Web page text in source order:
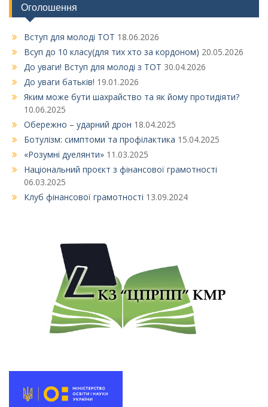
Оголошення
Вступ для молоді ТОТ 18.06.2026
Всуп до 10 класу(для тих хто за кордоном) 20.05.2026
До уваги! Вступ для молоді з ТОТ 30.04.2026
До уваги батьків! 19.01.2026
Яким може бути шахрайство та як йому протидіяти?
10.06.2025
Обережно – ударний дрон 18.04.2025
Ботулізм: симптоми та профілактика 15.04.2025
«Розумні дуелянти» 11.03.2025
Національний проєкт з фінансової грамотності
06.03.2025
Клуб фінансової грамотності 13.09.2024